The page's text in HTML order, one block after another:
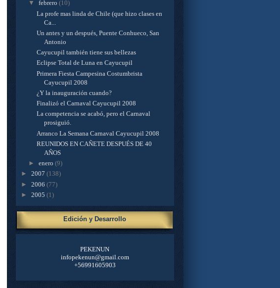
▼febrero(10)
La profe mas linda de Chile (que hizo clases en
Ca...
Un antes y un después, Puente Conhueco, San
Antonio
Cayucupil también tiene sus bellezas
Eclipse Total de Luna en Cayucupil
Primera Fiesta Campesina Costumbrista
Cayucupil 2008
¿Y la inauguración cuando?
Finalizó el Carnaval Cayucupil 2008
La competencia se acabó, pero el Carnaval
prosiguió.
Arranco La Semana Carnaval Cayucupil 2008
REUNIDOS EN CAÑETE DESPUÉS DE 40
AÑOS
►enero(9)
► 2007 (138)
► 2006 (77)
► 2005 (1)
Edición y Desarrollo
PEKENUN
infopekenun@gmail.com
+56991605903